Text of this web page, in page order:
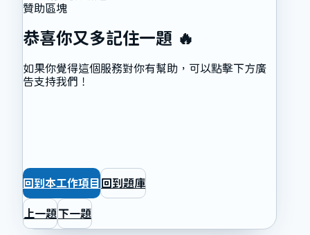
贊助區塊
恭喜你又多記住一題 🔥
如果你覺得這個服務對你有幫助，可以點擊下方廣
告支持我們！
回到本工作項目 回到題庫
上一題下一題